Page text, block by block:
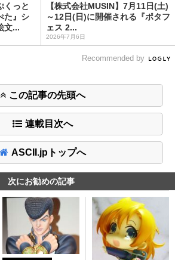
くっと
た』シ
文...
【株式会社MUSIN】7月11日(土)
～12日(日)に開催される『ポタフ
ェス 2...
2026年7月6日
Recommended by
この記事の先頭へ
連載目次へ
ASCII.jpトップへ
次にお勧めの記事